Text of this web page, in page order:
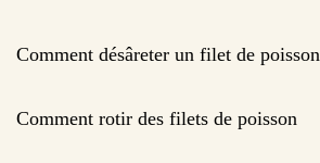
Comment désâreter un filet de poisson
Comment rotir des filets de poisson